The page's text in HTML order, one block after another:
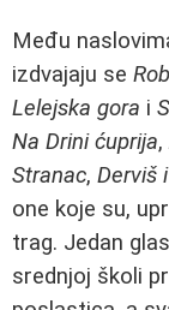
Među
izdvajaju se
Lelejska gora i
Na Drini ćuprija,
Stranac, Derviš
one koje su,
trag. Jedan
srednjoj školi